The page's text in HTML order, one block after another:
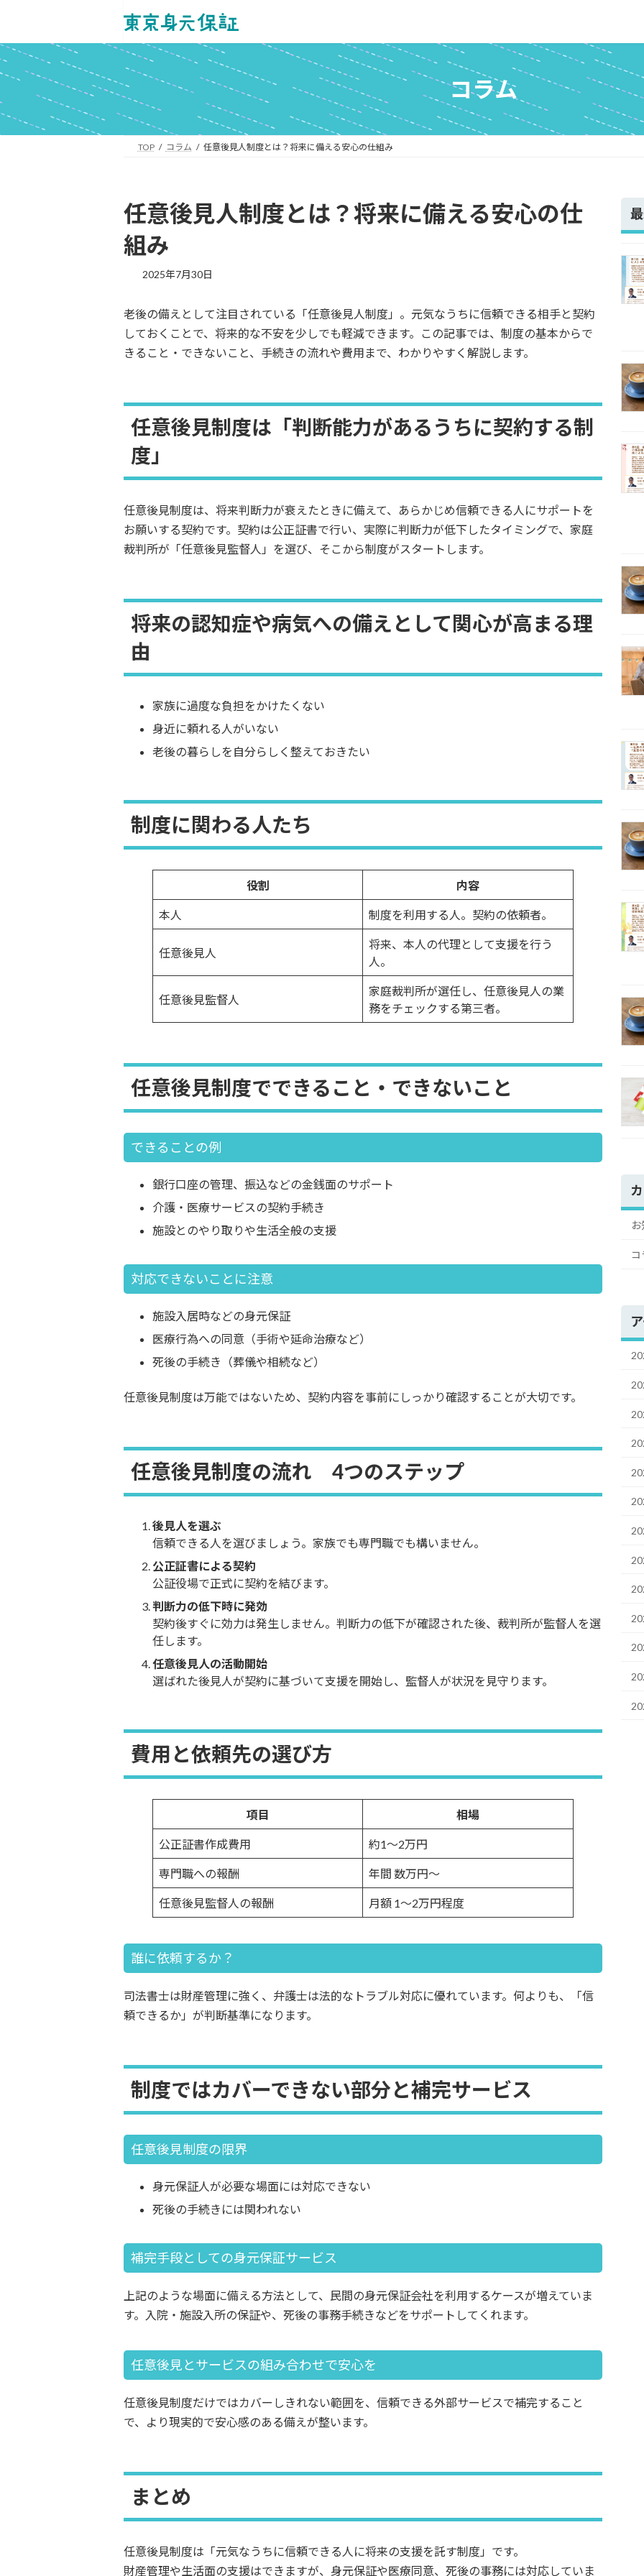
テ
ン
ツ
ス
ゲ
ー
シ
ン
コラム
TOP コラム 任意後見人制度とは？将来に備える安心の仕組み
任意後見人制度とは？将来に備える安心の仕
組み
最
新
日
時
:
2025年7月30日
老後の備えとして注目されている「任意後見人制度」。元気なうちに信頼できる相手と契約
しておくことで、将来的な不安を少しでも軽減できます。この記事では、制度の基本からで
きること・できないこと、手続きの流れや費用まで、わかりやすく解説します。
任意後見制度は「判断能力があるうちに契約する制
度」
任意後見制度は、将来判断力が衰えたときに備えて、あらかじめ信頼できる人にサポートを
お願いする契約です。契約は公正証書で行い、実際に判断力が低下したタイミングで、家庭
裁判所が「任意後見監督人」を選び、そこから制度がスタートします。
将来の認知症や病気への備えとして関心が高まる理
由
家族に過度な負担をかけたくない
身近に頼れる人がいない
老後の暮らしを自分らしく整えておきたい
制度に関わる人たち
役割 内容
本人 制度を利用する人。契約の依頼者。
任意後見人
将来、本人の代理として支援を行う
人。
任意後見監督人
家庭裁判所が選任し、任意後見人の業
務をチェックする第三者。
任意後見制度でできること・できないこと
できることの例
銀行口座の管理、振込などの金銭面のサポート
介護・医療サービスの契約手続き
施設とのやり取りや生活全般の支援
対応できないことに注意
施設入居時などの身元保証
医療行為への同意（手術や延命治療など）
死後の手続き（葬儀や相続など）
任意後見制度は万能ではないため、契約内容を事前にしっかり確認することが大切です。
任意後見制度の流れ 4つのステップ
後見人を選ぶ
信頼できる人を選びましょう。家族でも専門職でも構いません。
公正証書による契約
公証役場で正式に契約を結びます。
判断力の低下時に発効
契約後すぐに効力は発生しません。判断力の低下が確認された後、裁判所が監督人を選
任します。
任意後見人の活動開始
選ばれた後見人が契約に基づいて支援を開始し、監督人が状況を見守ります。
費用と依頼先の選び方
項目 相場
公正証書作成費用 約1～2万円
専門職への報酬 年間 数万円～
任意後見監督人の報酬 月額 1～2万円程度
誰に依頼するか？
司法書士は財産管理に強く、弁護士は法的なトラブル対応に優れています。何よりも、「信
頼できるか」が判断基準になります。
制度ではカバーできない部分と補完サービス
任意後見制度の限界
身元保証人が必要な場面には対応できない
死後の手続きには関われない
補完手段としての身元保証サービス
上記のような場面に備える方法として、民間の身元保証会社を利用するケースが増えていま
す。入院・施設入所の保証や、死後の事務手続きなどをサポートしてくれます。
任意後見とサービスの組み合わせで安心を
任意後見制度だけではカバーしきれない範囲を、信頼できる外部サービスで補完すること
で、より現実的で安心感のある備えが整います。
まとめ
任意後見制度は「元気なうちに信頼できる人に将来の支援を託す制度」です。
財産管理や生活面の支援はできますが、身元保証や医療同意、死後の事務には対応していま
お
コ